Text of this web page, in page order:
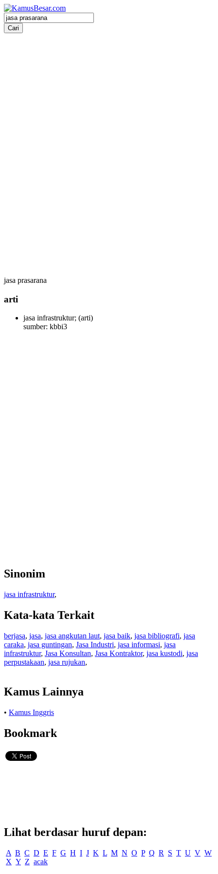
jasa prasarana
arti
jasa infrastruktur; (arti)
sumber: kbbi3
Sinonim
jasa infrastruktur,
Kata-kata Terkait
berjasa, jasa, jasa angkutan laut, jasa baik, jasa bibliografi, jasa
caraka, jasa guntingan, Jasa Industri, jasa informasi, jasa
infrastruktur, Jasa Konsultan, Jasa Kontraktor, jasa kustodi, jasa
perpustakaan, jasa rujukan,
Kamus Lainnya
• Kamus Inggris
Bookmark
Lihat berdasar huruf depan:
A B C D E F G H I J K L M N O P Q R S T U V W
X Y Z acak